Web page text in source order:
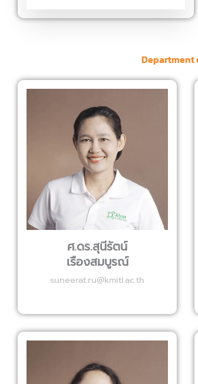
Department​
ศ.ดร.สุนีรัตน์
เรืองสมบูรณ์
suneerat.ru@kmitl.ac.th